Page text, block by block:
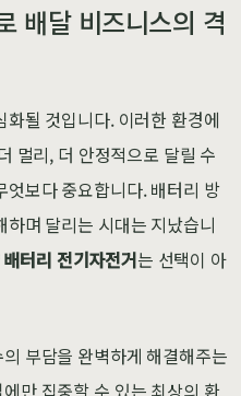
배달 비즈니스의 격
될 것입니다. 이러한 환경에
멀리, 더 안정적으로 달릴 수
보다 중요합니다. 배터리 방
며 달리는 시대는 지났습니
터리 전기자전거는 선택이 아
부담을 완벽하게 해결해주는
만 집중할 수 있는 최상의 환